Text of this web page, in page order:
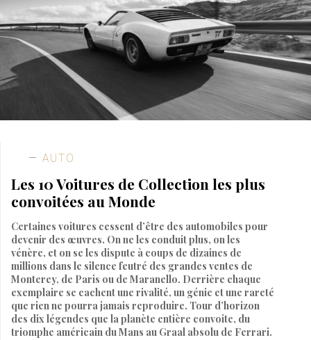
AUTO
Les 10 Voitures de Collection les plus
convoitées au Monde
Certaines voitures cessent d’être des automobiles pour
devenir des œuvres. On ne les conduit plus, on les
vénère, et on se les dispute à coups de dizaines de
millions dans le silence feutré des grandes ventes de
Monterey, de Paris ou de Maranello. Derrière chaque
exemplaire se cachent une rivalité, un génie et une rareté
que rien ne pourra jamais reproduire. Tour d’horizon
des dix légendes que la planète entière convoite, du
triomphe américain du Mans au Graal absolu de Ferrari.